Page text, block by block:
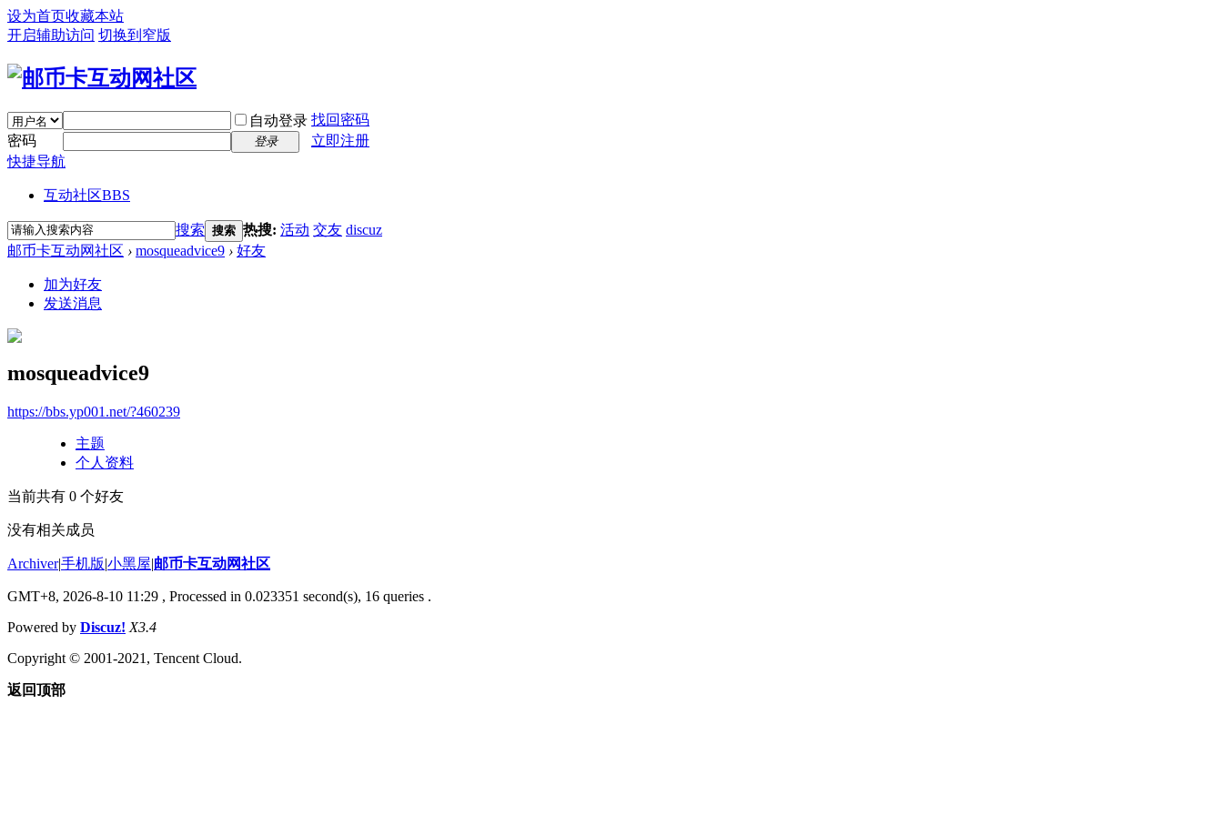
设为首页收藏本站
开启辅助访问 切换到窄版
自动登录 找回密码
密码
登录
立即注册
快捷导航
互动社区BBS
搜索 搜索 热搜: 活动 交友 discuz
邮币卡互动网社区 › mosqueadvice9 › 好友
加为好友
发送消息
mosqueadvice9
https://bbs.yp001.net/?460239
主题
个人资料
当前共有 0 个好友
没有相关成员
Archiver|手机版|小黑屋|邮币卡互动网社区
GMT+8, 2026-8-10 11:29 , Processed in 0.023351 second(s), 16 queries .
Powered by Discuz! X3.4
Copyright © 2001-2021, Tencent Cloud.
返回顶部